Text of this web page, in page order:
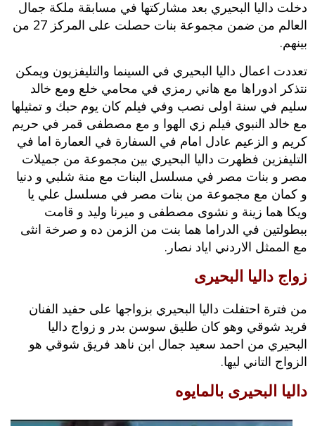
دخلت داليا البحيري بعد مشاركتها في مسابقة ملكة جمال
العالم من ضمن مجموعة بنات حصلت على المركز 27 من
بينهم.
تعددت اعمال داليا البحيري في السينما والتليفزيون ويمكن
نتذكر ادوراها مع هاني رمزي في محامي خلع ومع خالد
سليم في سنة اولى نصب وفي فيلم كان يوم حبك و تمثيلها
مع خالد النبوي فيلم زي الهوا و مع مصطفى قمر في حريم
كريم و الزعيم عادل امام في السفارة في العمارة اما في
التليفزين فظهرت داليا البحيري بين مجموعة من جميلات
مصر و بنات مصر في مسلسل البنات مع منة شلبي و دنيا
و كمان مع مجموعة من بنات مصر في مسلسل علي يا
ويكا هما زينة و نشوى مصطفى و ميرنا وليد و قامت
ببطولتين في الدراما هما بنت من الزمن ده و صرخة انثى
مع الممثل الاردني اياد نصار.
زواج داليا البحيرى
من فترة احتفلت داليا البحيري بزواجها على حفيد الفنان
فريد شوقي وهو كان طليق سوسن بدر و زواج داليا
البحيري من احمد سعيد جمال ابن ناهد فريق شوقي هو
الزواج التاني ليها.
داليا البحيرى بالمايوه